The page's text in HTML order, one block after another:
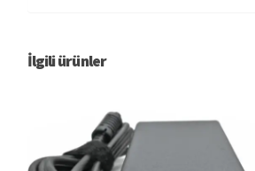
İlgili ürünler